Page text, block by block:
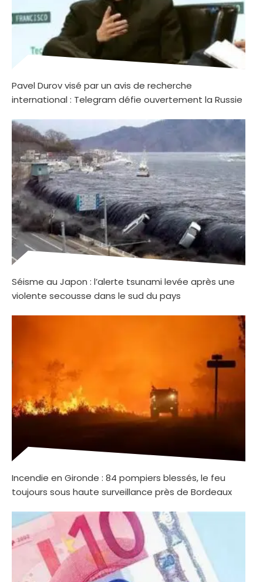
Pavel Durov visé par un avis de recherche
international : Telegram défie ouvertement la Russie
Séisme au Japon : l’alerte tsunami levée après une
violente secousse dans le sud du pays
Incendie en Gironde : 84 pompiers blessés, le feu
toujours sous haute surveillance près de Bordeaux